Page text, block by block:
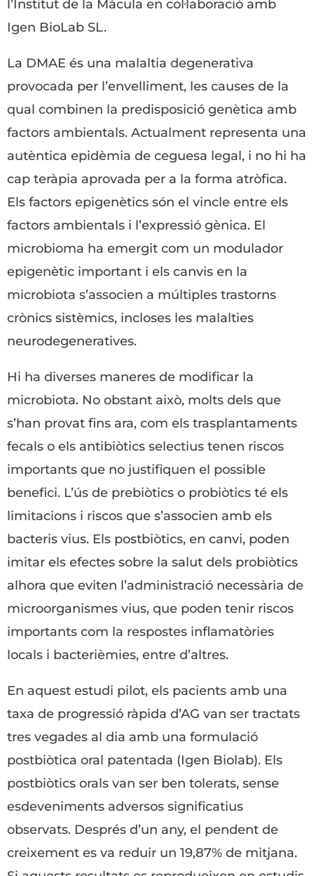
l’Institut de la Màcula en col·laboració amb
Igen BioLab SL.
La DMAE és una malaltia degenerativa
provocada per l’envelliment, les causes de la
qual combinen la predisposició genètica amb
factors ambientals. Actualment representa una
autèntica epidèmia de ceguesa legal, i no hi ha
cap teràpia aprovada per a la forma atròfica.
Els factors epigenètics són el vincle entre els
factors ambientals i l’expressió gènica. El
microbioma ha emergit com un modulador
epigenètic important i els canvis en la
microbiota s’associen a múltiples trastorns
crònics sistèmics, incloses les malalties
neurodegeneratives.
Hi ha diverses maneres de modificar la
microbiota. No obstant això, molts dels que
s’han provat fins ara, com els trasplantaments
fecals o els antibiòtics selectius tenen riscos
importants que no justifiquen el possible
benefici. L’ús de prebiòtics o probiòtics té els
limitacions i riscos que s’associen amb els
bacteris vius. Els postbiòtics, en canvi, poden
imitar els efectes sobre la salut dels probiòtics
alhora que eviten l’administració necessària de
microorganismes vius, que poden tenir riscos
importants com la respostes inflamatòries
locals i bacterièmies, entre d’altres.
En aquest estudi pilot, els pacients amb una
taxa de progressió ràpida d’AG van ser tractats
tres vegades al dia amb una formulació
postbiòtica oral patentada (Igen Biolab). Els
postbiòtics orals van ser ben tolerats, sense
esdeveniments adversos significatius
observats. Després d’un any, el pendent de
creixement es va reduir un 19,87% de mitjana.